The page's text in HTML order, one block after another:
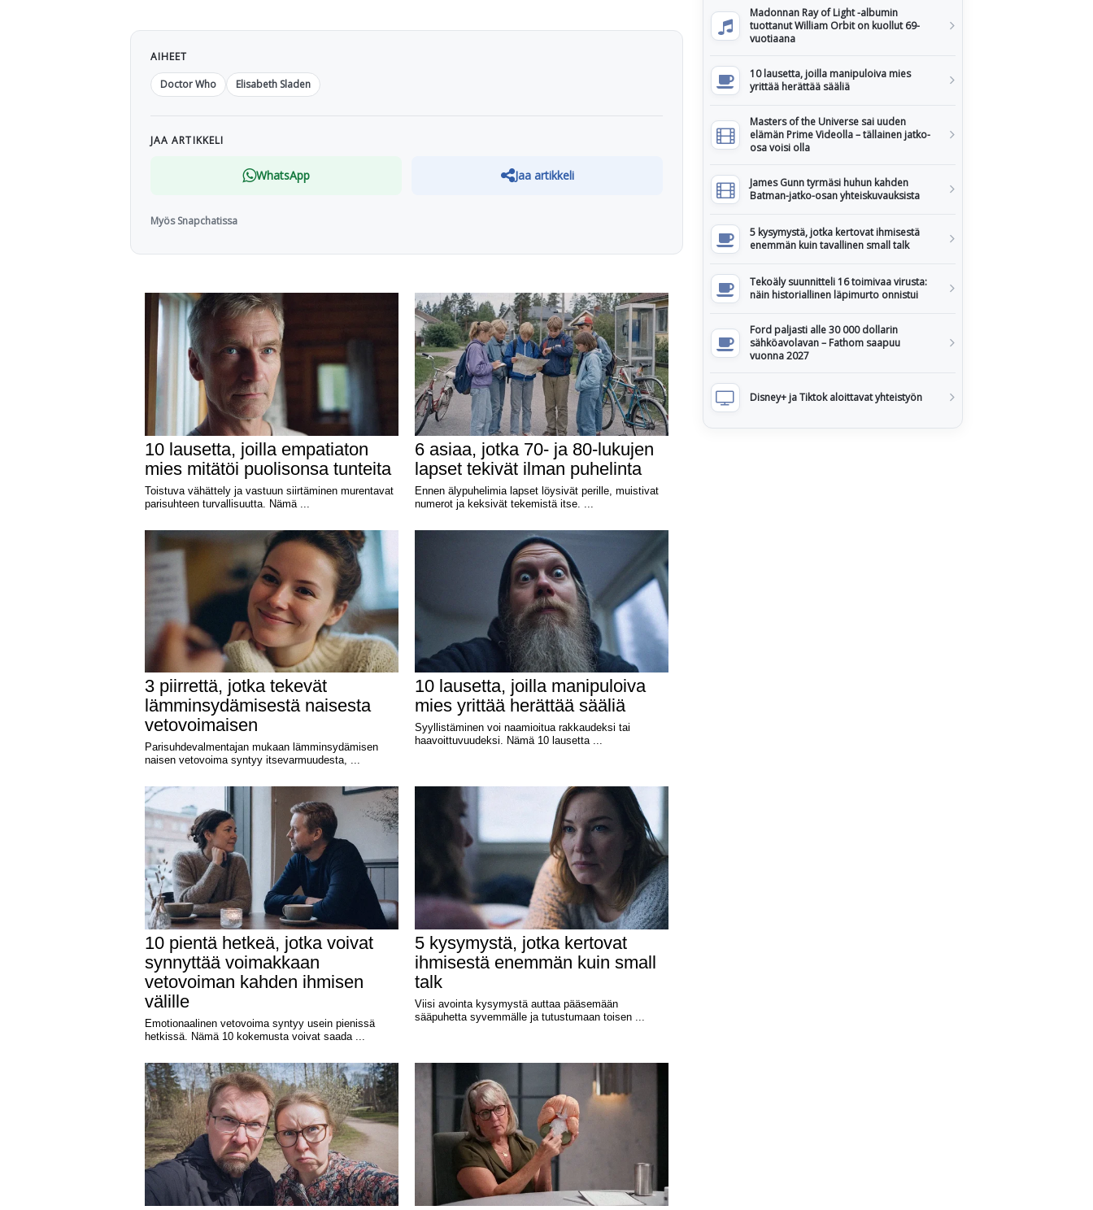
AIHEET
Doctor Who
Elisabeth Sladen
JAA ARTIKKELI
WhatsApp Jaa artikkeli
Myös Snapchatissa
Madonnan Ray of Light -albumin
tuottanut William Orbit on kuollut 69-
vuotiaana
10 lausetta, joilla manipuloiva mies
yrittää herättää sääliä
Masters of the Universe sai uuden
elämän Prime Videolla – tällainen jatko-
osa voisi olla
James Gunn tyrmäsi huhun kahden
Batman-jatko-osan yhteiskuvauksista
5 kysymystä, jotka kertovat ihmisestä
enemmän kuin tavallinen small talk
Tekoäly suunnitteli 16 toimivaa virusta:
näin historiallinen läpimurto onnistui
Ford paljasti alle 30 000 dollarin
sähköavolavan – Fathom saapuu
vuonna 2027
Disney+ ja Tiktok aloittavat yhteistyön